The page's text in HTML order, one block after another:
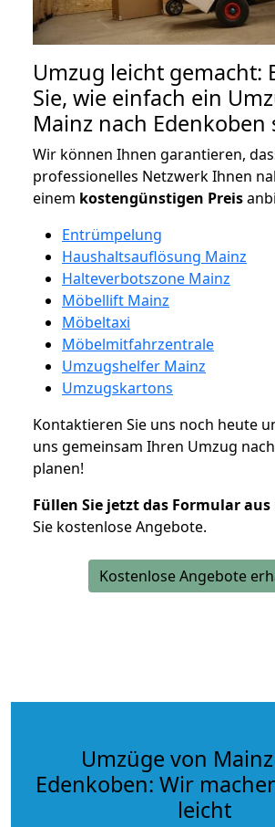
Umzug leicht gemacht:
Sie, wie einfach ein
Mainz nach Edenkoben
Wir können Ihnen garantieren,
professionelles Netzwerk Ihnen
einem kostengünstigen Preis
Entrümpelung
Haushaltsauflösung Mainz
Halteverbotszone Mainz
Möbellift Mainz
Möbeltaxi
Möbelmitfahrzentrale
Umzugshelfer Mainz
Umzugskartons
Kontaktieren Sie uns noch heute
uns gemeinsam Ihren Umzug
planen!
Füllen Sie jetzt das Formular aus
Sie kostenlose Angebote.
Kostenlose Angebote
Umzüge von
Edenkoben: Wir
leicht